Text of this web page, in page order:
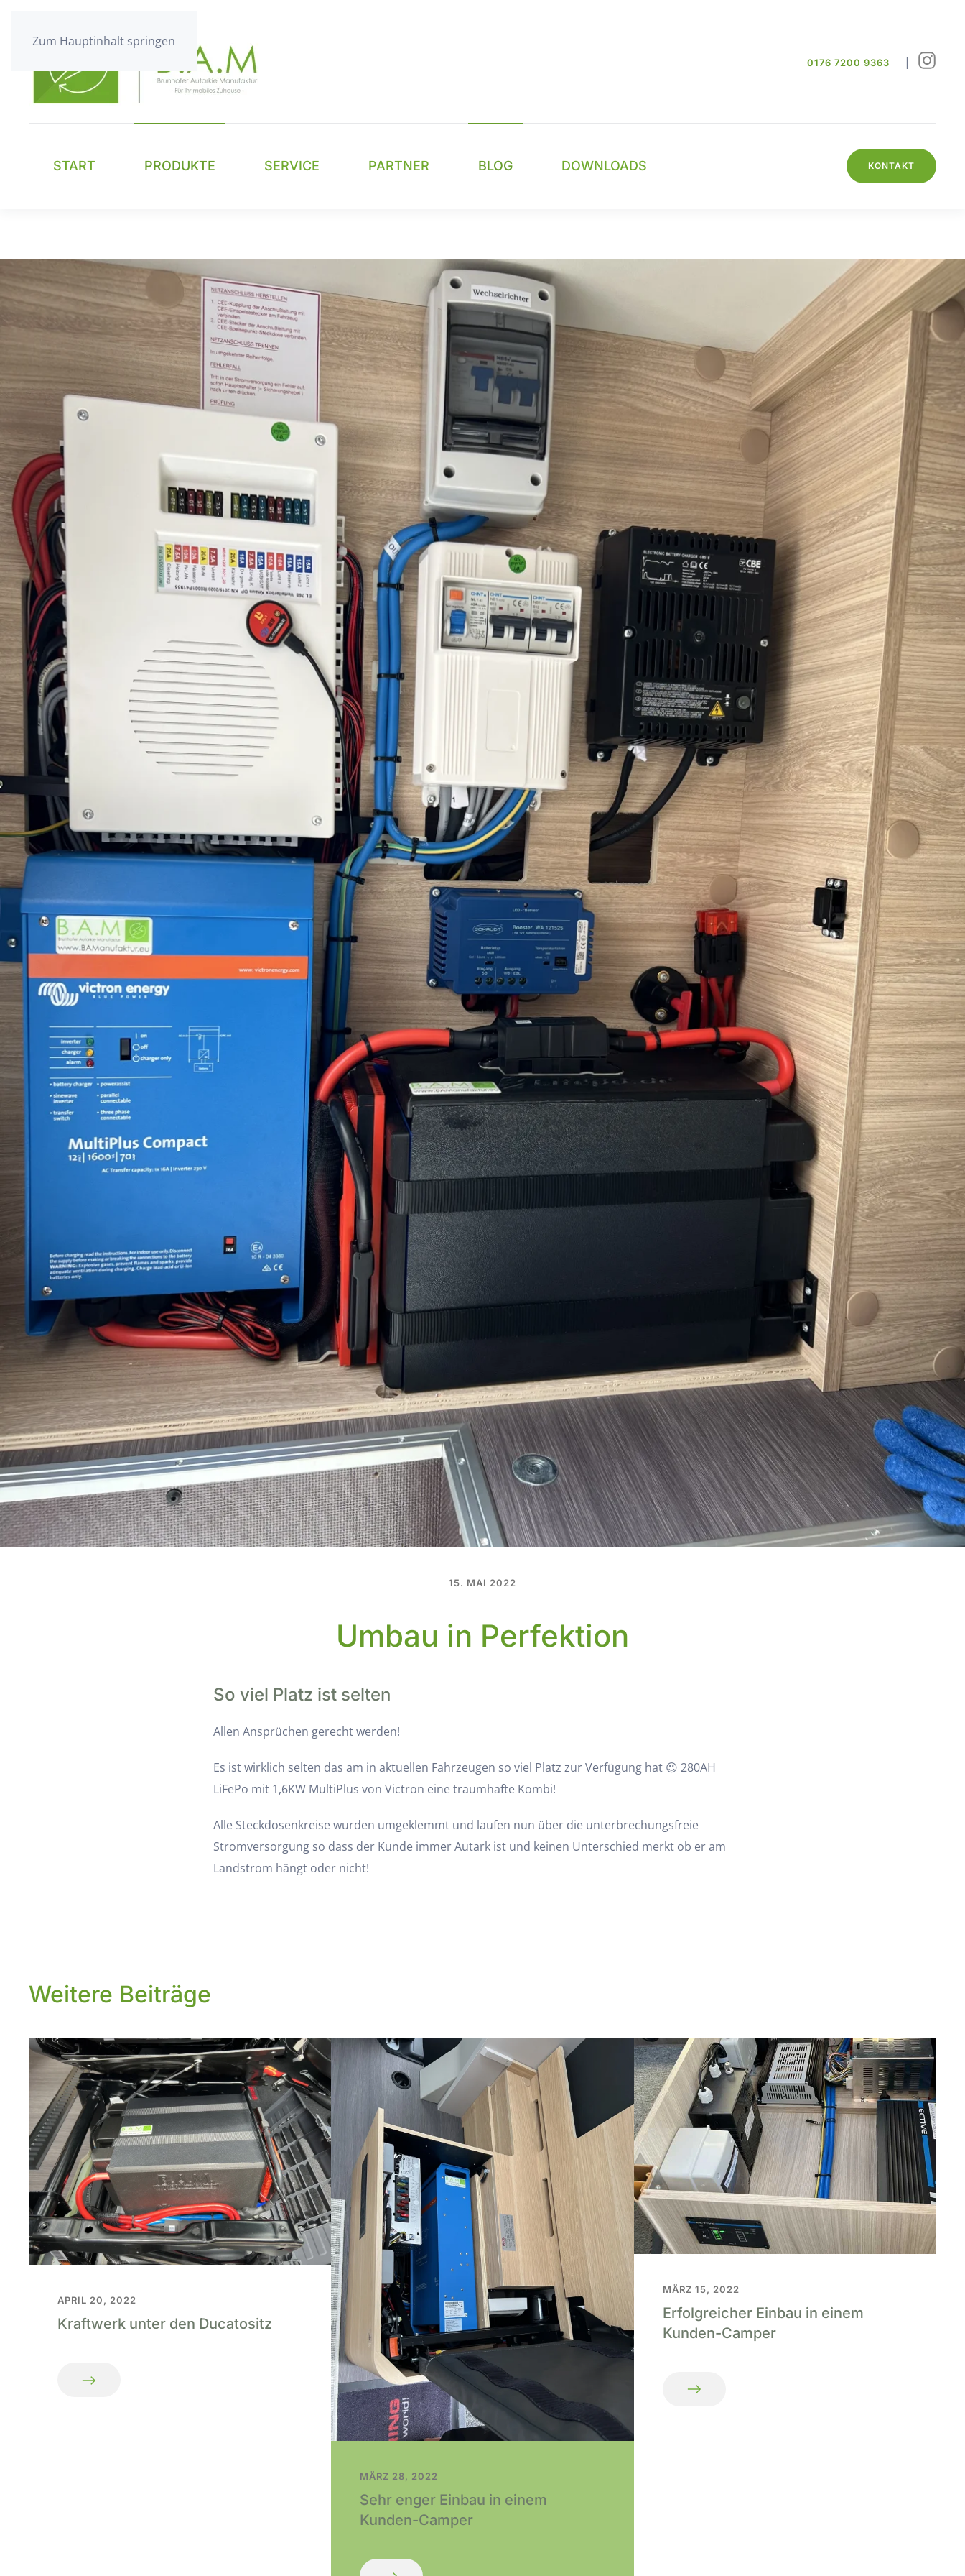
Zum Hauptinhalt springen
0176 7200 9363 |
START PRODUKTE SERVICE PARTNER BLOG DOWNLOADS KONTAKT
15. MAI 2022
Umbau in Perfektion
So viel Platz ist selten
Allen Ansprüchen gerecht werden!
Es ist wirklich selten das am in aktuellen Fahrzeugen so viel Platz zur Verfügung hat 😉 280AH
LiFePo mit 1,6KW MultiPlus von Victron eine traumhafte Kombi!
Alle Steckdosenkreise wurden umgeklemmt und laufen nun über die unterbrechungsfreie
Stromversorgung so dass der Kunde immer Autark ist und keinen Unterschied merkt ob er am
Landstrom hängt oder nicht!
Weitere Beiträge
APRIL 20, 2022
Kraftwerk unter den Ducatositz
MÄRZ 28, 2022
Sehr enger Einbau in einem
Kunden-Camper
MÄRZ 15, 2022
Erfolgreicher Einbau in einem
Kunden-Camper